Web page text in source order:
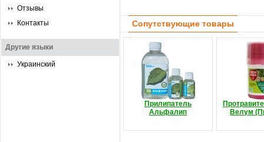
Отзывы
Контакты
Другие языки
Украинский
Сопутствующие товары
Прилипатель
Альфалип
Велум